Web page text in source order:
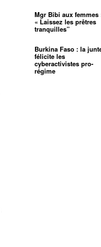
Mgr Bibi aux femmes
« Laissez les prêtres
tranquilles”
Burkina Faso : la
félicite les
cyberactivistes pro-
régime